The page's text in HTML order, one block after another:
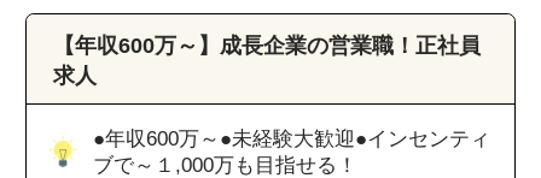
【年収600万～】成長企業の営業職！正社員
求人
●年収600万～●未経験大歓迎●インセンティ
ブで～１,000万も目指せる！